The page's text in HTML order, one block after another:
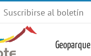
Suscribirse al boletín
Geoparque